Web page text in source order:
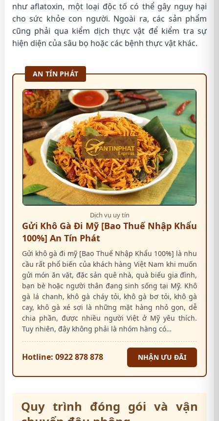
như aflatoxin, một loại độc tố có thể gây nguy hại
cho sức khỏe con người. Ngoài ra, các sản phẩm
cũng phải qua kiểm dịch thực vật để kiểm tra sự
hiện diện của sâu bọ hoặc các bệnh thực vật khác.
AN TÍN PHÁT
Dịch vụ uy tín
Gửi Khô Gà Đi Mỹ [Bao Thuế Nhập Khẩu
100%] An Tín Phát
Gửi khô gà đi mỹ [Bao Thuế Nhập Khẩu 100%] là nhu
cầu rất phổ biến của khách hàng Việt Nam khi muốn
gửi món ăn vặt, đặc sản quê nhà, quà biếu gia đình,
bạn bè hoặc người thân đang sinh sống tại Mỹ. Khô
gà lá chanh, khô gà cháy tỏi, khô gà bơ tỏi, khô gà
cay, khô gà xé sợi là những mặt hàng nhỏ gọn, dễ
chia phần, được nhiều người Việt ở Mỹ yêu thích.
Tuy nhiên, đây không phải là nhóm hàng có…
Hotline: 0922 878 878 NHẬN ƯU ĐÃI
Quy trình đóng gói và vận